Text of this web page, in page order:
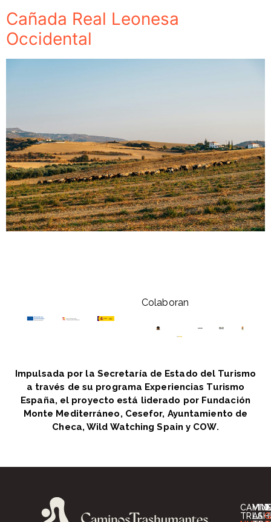
Cañada Real Leonesa
Occidental
Colaboran
Impulsada por la Secretaría de Estado del Turismo
a través de su programa Experiencias Turismo
España, el proyecto está liderado por Fundación
Monte Mediterráneo, Cesefor, Ayuntamiento de
Checa, Wild Watching Spain y COW.
VIVE
LA